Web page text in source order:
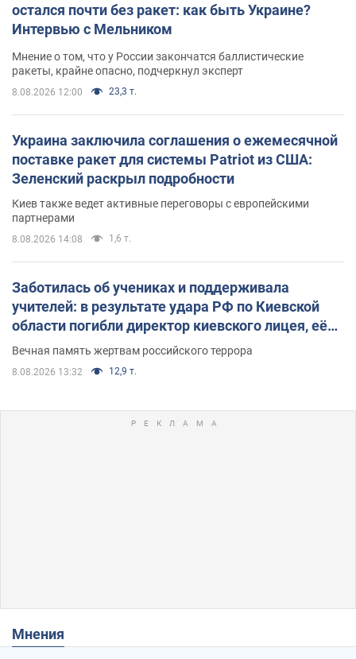
остался почти без ракет: как быть Украине?
Интервью с Мельником
Мнение о том, что у России закончатся баллистические
ракеты, крайне опасно, подчеркнул эксперт
8.08.2026 12:00 23,3 т.
Украина заключила соглашения о ежемесячной
поставке ракет для системы Patriot из США:
Зеленский раскрыл подробности
Киев также ведет активные переговоры с европейскими
партнерами
8.08.2026 14:08 1,6 т.
Заботилась об учениках и поддерживала
учителей: в результате удара РФ по Киевской
области погибли директор киевского лицея, её
муж и внук
Вечная память жертвам российского террора
8.08.2026 13:32 12,9 т.
Мнения